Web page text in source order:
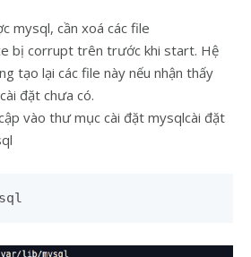
mysql, cần xoá các file
bị corrupt trên trước khi start. Hệ
tạo lại các file này nếu nhận thấy
đặt chưa có.
vào thư mục cài đặt mysqlcài đặt